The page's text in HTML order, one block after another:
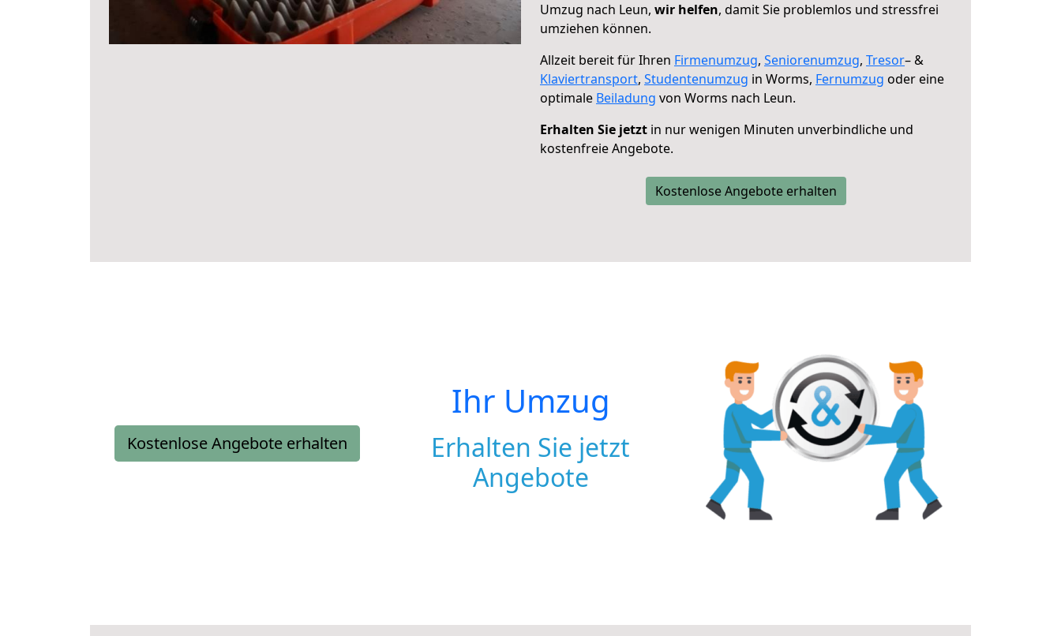
Umzug nach Leun, wir helfen, damit Sie problemlos und stressfrei
umziehen können.
Allzeit bereit für Ihren Firmenumzug, Seniorenumzug, Tresor– &
Klaviertransport, Studentenumzug in Worms, Fernumzug oder eine
optimale Beiladung von Worms nach Leun.
Erhalten Sie jetzt in nur wenigen Minuten unverbindliche und
kostenfreie Angebote.
Kostenlose Angebote erhalten
Kostenlose Angebote erhalten
Ihr Umzug
Erhalten Sie jetzt
Angebote